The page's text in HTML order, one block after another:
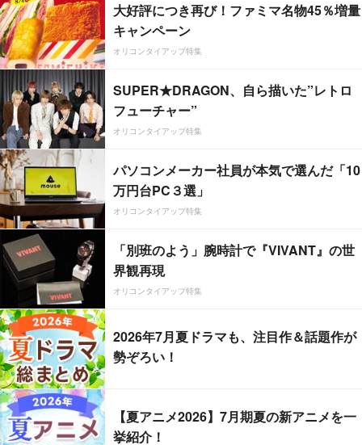
大好評につき再び！ファミマ名物45％増量
キャンペーン
オリコンタイアップ特集
SUPER★DRAGON、自ら描いた”レトロ
フューチャー”
オリコンタイアップ特集
パソコンメーカー社員が本気で選んだ「10
万円台PC３選」
オリコンタイアップ特集
「別班のよう」腕時計で『VIVANT』の世
界観再現
オリコンタイアップ特集
2026年7月夏ドラマも、注目作＆話題作が
勢ぞろい！
【夏アニメ2026】7月期夏の新アニメを一
挙紹介！